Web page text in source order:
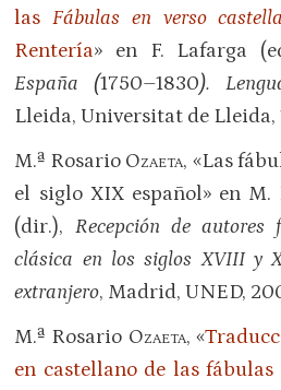
lasFábulas en verso
Rentería» en F. Lafarga
España (1750–1830).
Lleida, Universitat de Lleida,
M.ª Rosario Ozaeta, «Las
el siglo XIX español» en M.
(dir.), Recepción de autores
clásica en los siglosXVIII y
extranjero, Madrid, UNED,
M.ª Rosario Ozaeta, «
en castellano de las